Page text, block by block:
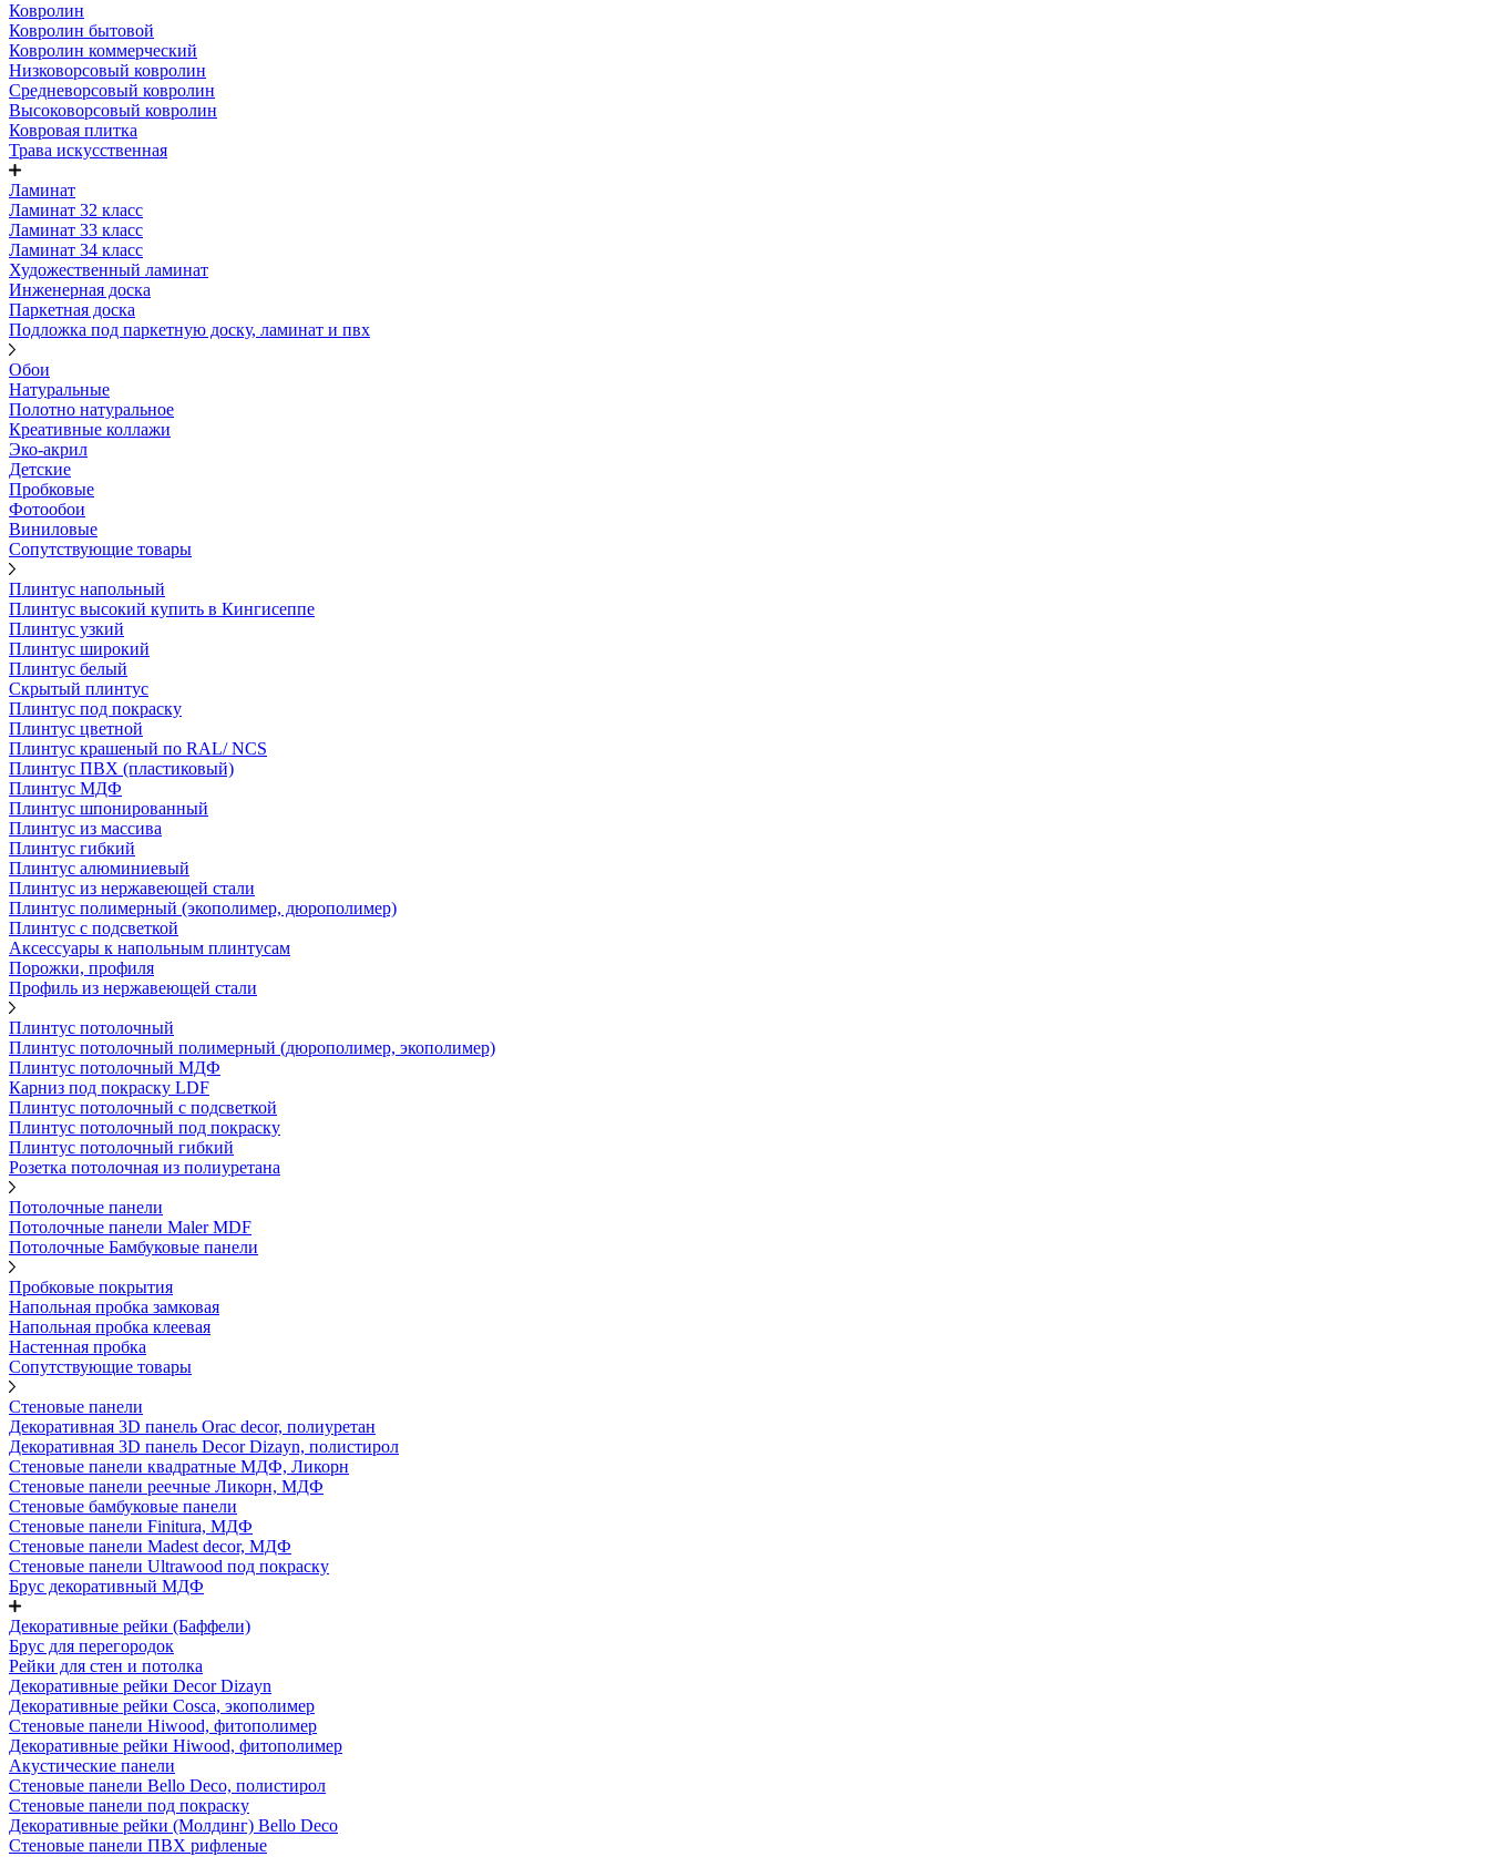
Ковролин
Ковролин бытовой
Ковролин коммерческий
Низковорсовый ковролин
Средневорсовый ковролин
Высоковорсовый ковролин
Ковровая плитка
Трава искусственная
Ламинат
Ламинат 32 класс
Ламинат 33 класс
Ламинат 34 класс
Художественный ламинат
Инженерная доска
Паркетная доска
Подложка под паркетную доску, ламинат и пвх
Обои
Натуральные
Полотно натуральное
Креативные коллажи
Эко-акрил
Детские
Пробковые
Фотообои
Виниловые
Сопутствующие товары
Плинтус напольный
Плинтус высокий купить в Кингисеппе
Плинтус узкий
Плинтус широкий
Плинтус белый
Скрытый плинтус
Плинтус под покраску
Плинтус цветной
Плинтус крашеный по RAL/ NCS
Плинтус ПВХ (пластиковый)
Плинтус МДФ
Плинтус шпонированный
Плинтус из массива
Плинтус гибкий
Плинтус алюминиевый
Плинтус из нержавеющей стали
Плинтус полимерный (экополимер, дюрополимер)
Плинтус с подсветкой
Аксессуары к напольным плинтусам
Порожки, профиля
Профиль из нержавеющей стали
Плинтус потолочный
Плинтус потолочный полимерный (дюрополимер, экополимер)
Плинтус потолочный МДФ
Карниз под покраску LDF
Плинтус потолочный с подсветкой
Плинтус потолочный под покраску
Плинтус потолочный гибкий
Розетка потолочная из полиуретана
Потолочные панели
Потолочные панели Maler MDF
Потолочные Бамбуковые панели
Пробковые покрытия
Напольная пробка замковая
Напольная пробка клеевая
Настенная пробка
Сопутствующие товары
Стеновые панели
Декоративная 3D панель Orac decor, полиуретан
Декоративная 3D панель Decor Dizayn, полистирол
Стеновые панели квадратные МДФ, Ликорн
Стеновые панели реечные Ликорн, МДФ
Стеновые бамбуковые панели
Стеновые панели Finitura, МДФ
Стеновые панели Madest decor, МДФ
Стеновые панели Ultrawood под покраску
Брус декоративный МДФ
Декоративные рейки (Баффели)
Брус для перегородок
Рейки для стен и потолка
Декоративные рейки Decor Dizayn
Декоративные рейки Cosca, экополимер
Стеновые панели Hiwood, фитополимер
Декоративные рейки Hiwood, фитополимер
Акустические панели
Стеновые панели Bello Deco, полистирол
Стеновые панели под покраску
Декоративные рейки (Молдинг) Bello Deco
Стеновые панели ПВХ рифленые